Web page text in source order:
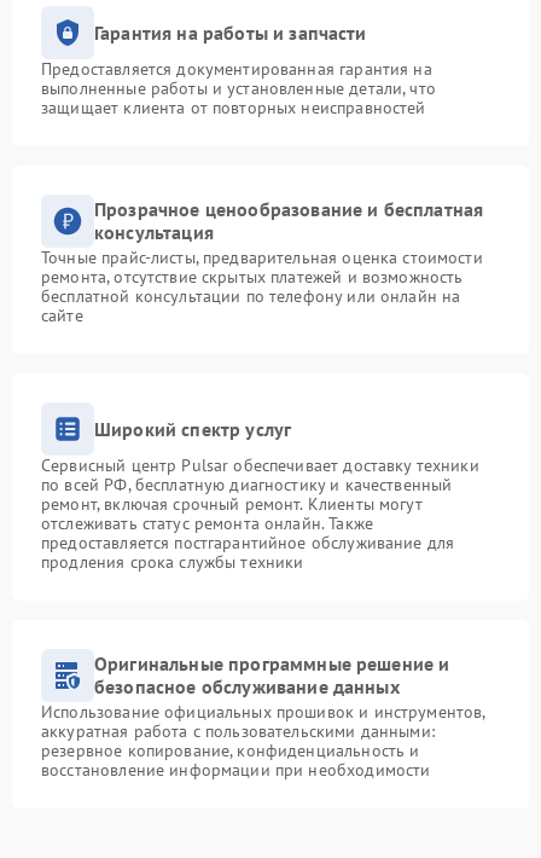
Гарантия на работы и запчасти
Предоставляется документированная гарантия на
выполненные работы и установленные детали, что
защищает клиента от повторных неисправностей
Прозрачное ценообразование и бесплатная
консультация
Точные прайс-листы, предварительная оценка стоимости
ремонта, отсутствие скрытых платежей и возможность
бесплатной консультации по телефону или онлайн на
сайте
Широкий спектр услуг
Сервисный центр Pulsar обеспечивает доставку техники
по всей РФ, бесплатную диагностику и качественный
ремонт, включая срочный ремонт. Клиенты могут
отслеживать статус ремонта онлайн. Также
предоставляется постгарантийное обслуживание для
продления срока службы техники
Оригинальные программные решение и
безопасное обслуживание данных
Использование официальных прошивок и инструментов,
аккуратная работа с пользовательскими данными:
резервное копирование, конфиденциальность и
восстановление информации при необходимости